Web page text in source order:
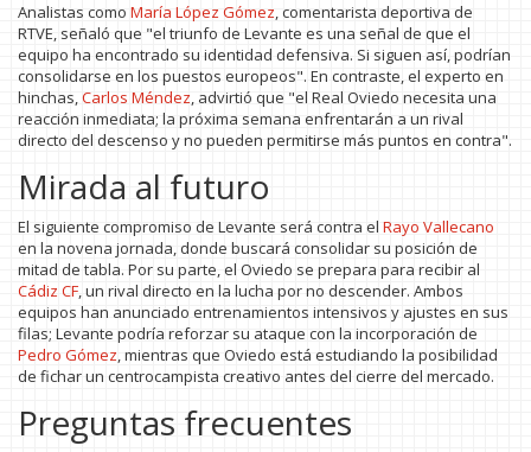
Analistas como María López Gómez, comentarista deportiva de
RTVE, señaló que "el triunfo de Levante es una señal de que el
equipo ha encontrado su identidad defensiva. Si siguen así, podrían
consolidarse en los puestos europeos". En contraste, el experto en
hinchas,Carlos Méndez, advirtió que "el Real Oviedo necesita una
reacción inmediata; la próxima semana enfrentarán a un rival
directo del descenso y no pueden permitirse más puntos en contra".
Mirada al futuro
El siguiente compromiso de Levante será contra el Rayo Vallecano
en la novena jornada, donde buscará consolidar su posición de
mitad de tabla. Por su parte, el Oviedo se prepara para recibir al
Cádiz CF, un rival directo en la lucha por no descender. Ambos
equipos han anunciado entrenamientos intensivos y ajustes en sus
filas; Levante podría reforzar su ataque con la incorporación de
Pedro Gómez, mientras que Oviedo está estudiando la posibilidad
de fichar un centrocampista creativo antes del cierre del mercado.
Preguntas frecuentes